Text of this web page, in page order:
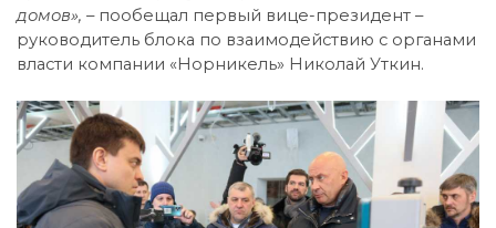
домов», – пообещал первый вице-президент –
руководитель блока по взаимодействию с органами
власти компании «Норникель» Николай Уткин.